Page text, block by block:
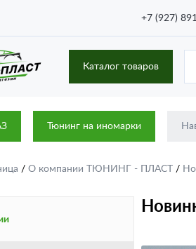
+7 (927)
Каталог товаров
Тюнинг на иномарки
/ О компании ТЮНИНГ - ПЛАСТ /